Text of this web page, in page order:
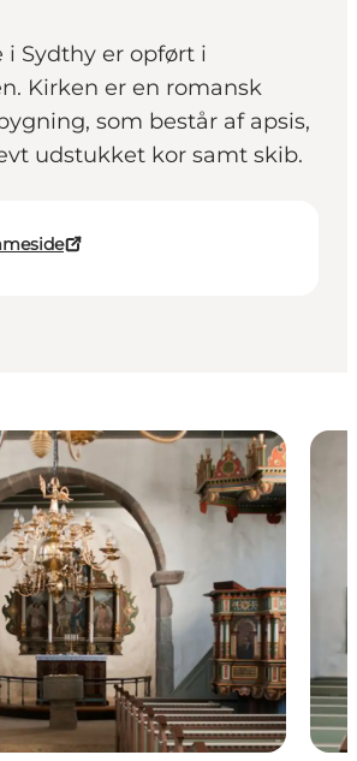
i Sydthy er opført i
Kirken er en romansk
som består af apsis,
udstukket kor samt skib.